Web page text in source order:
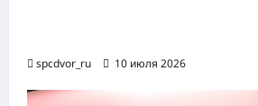
spcdvor_ru 10 июля 2026